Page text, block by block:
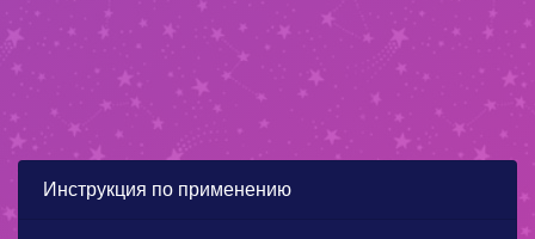
Инструкция по применению